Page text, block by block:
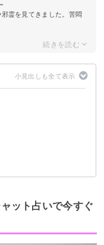
霊を見てきました。苦悶
ット占いで今すぐ